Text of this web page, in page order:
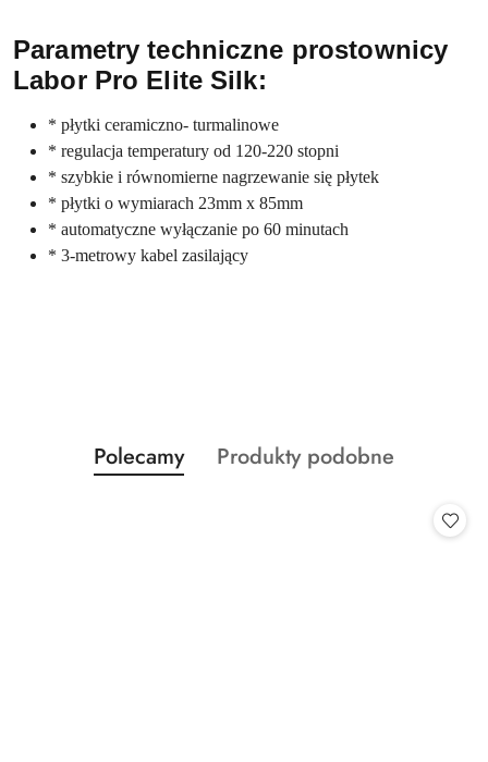
Parametry techniczne prostownicy
Labor Pro Elite Silk:
* płytki ceramiczno- turmalinowe
* regulacja temperatury od 120-220 stopni
* szybkie i równomierne nagrzewanie się płytek
* płytki o wymiarach 23mm x 85mm
* automatyczne wyłączanie po 60 minutach
* 3-metrowy kabel zasilający
Pomiń karuzelę produktów
Produkty
o
Polecamy
Produkty
Produkty podobne